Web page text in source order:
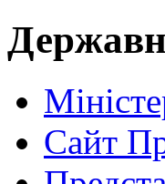
Сайт